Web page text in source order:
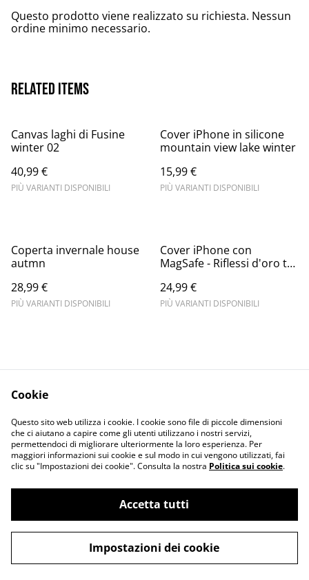
Questo prodotto viene realizzato su richiesta. Nessun
ordine minimo necessario.
Related items
Canvas laghi di Fusine
winter 02
40,99 €
PIÙ VARIANTI DISPONIBILI
Cover iPhone in silicone
mountain view lake winter
15,99 €
PIÙ VARIANTI DISPONIBILI
Coperta invernale house
autmn
28,99 €
PIÙ VARIANTI DISPONIBILI
Cover iPhone con
MagSafe - Riflessi d'oro tra
24,99 €
PIÙ VARIANTI DISPONIBILI
Informativa sulla
privacy
Terms and
conditions
©2026Merlin Visual
powered by
Cookie
Questo sito web utilizza i cookie. I cookie sono file di piccole dimensioni
che ci aiutano a capire come gli utenti utilizzano i nostri servizi,
permettendoci di migliorare ulteriormente la loro esperienza. Per
maggiori informazioni sui cookie e sul modo in cui vengono utilizzati, fai
clic su "Impostazioni dei cookie". Consulta la nostra Politica sui cookie.
Accetta tutti
Impostazioni dei cookie